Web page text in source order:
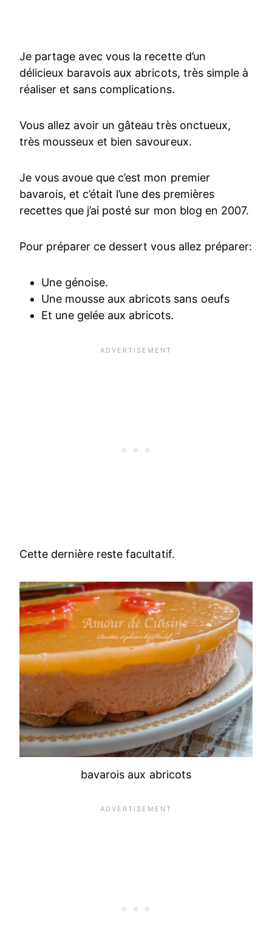
Je partage avec vous la recette d’un
délicieux baravois aux abricots, très simple à
réaliser et sans complications.
Vous allez avoir un gâteau très onctueux,
très mousseux et bien savoureux.
Je vous avoue que c’est mon premier
bavarois, et c’était l’une des premières
recettes que j’ai posté sur mon blog en 2007.
Pour préparer ce dessert vous allez préparer:
Une génoise.
Une mousse aux abricots sans oeufs
Et une gelée aux abricots.
Cette dernière reste facultatif.
bavarois aux abricots